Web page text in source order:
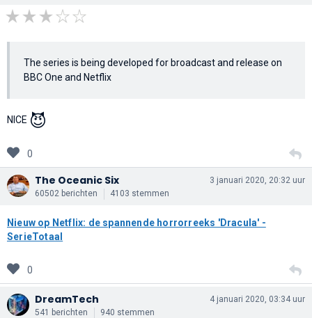
The series is being developed for broadcast and release on
BBC One and Netflix
NICE 😈
0
The Oceanic Six
60502 berichten 4103 stemmen
3 januari 2020, 20:32 uur
Nieuw op Netflix: de spannende horrorreeks 'Dracula' -
SerieTotaal
0
DreamTech
541 berichten 940 stemmen
4 januari 2020, 03:34 uur